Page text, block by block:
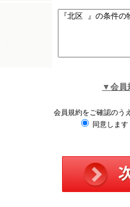
▼会員
会員規約をご確認のう
同意します